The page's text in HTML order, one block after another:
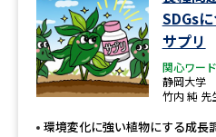
SDGs
サプリ
関心ワー
静岡大学
竹内 純 先
環境変化に強い植物にする成長